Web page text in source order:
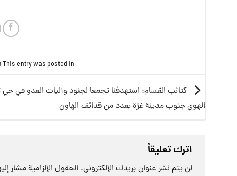
This entry was posted in
كتائب القسام: استهدفنا تجمعا لجنود وآليات العدو في
الهوى جنوب مدينة غزة بعدد من قذائف الهاون
اترك تعليقاً
لن يتم نشر عنوان بريدك الإلكتروني. الحقول الإلزامية مشار